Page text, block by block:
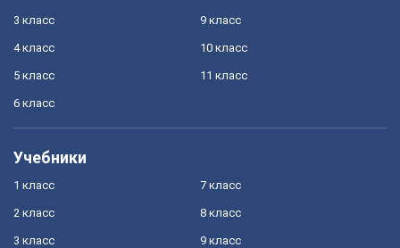
3 класс
4 класс
5 класс
6 класс
9 класс
10 класс
11 класс
Учебники
1 класс
2 класс
3 класс
7 класс
8 класс
9 класс